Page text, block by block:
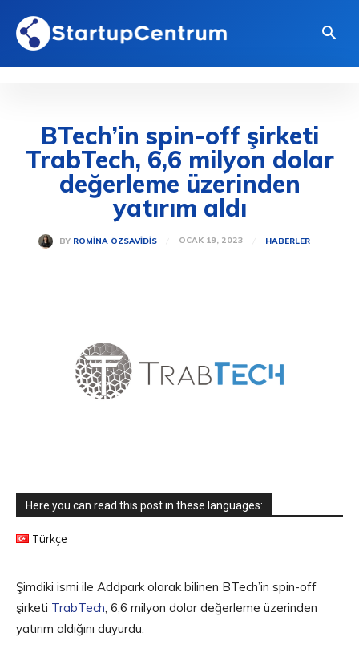
BTech’in spin-off şirketi
TrabTech, 6,6 milyon dolar
değerleme üzerinden
yatırım aldı
BY ROMINA ÖZSAVIDIS OCAK 19, 2023 HABERLER
Here you can read this post in these languages:
Türkçe
Şimdiki ismi ile Addpark olarak bilinen BTech’in spin-off
şirketi TrabTech , 6,6 milyon dolar değerleme üzerinden
yatırım aldığını duyurdu.